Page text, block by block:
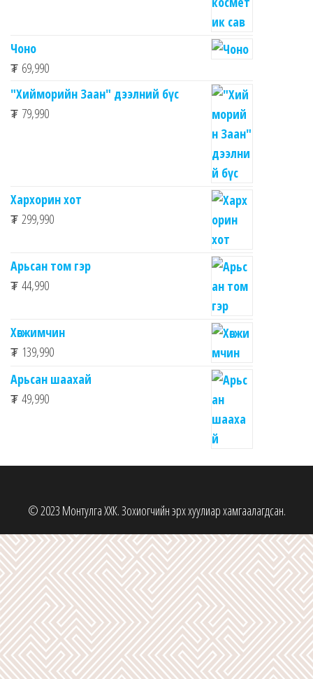
Чоно
₮ 69,990
"Хийморийн Заан" дээлний бүс
₮ 79,990
Хархорин хот
₮ 299,990
Арьсан том гэр
₮ 44,990
Хөгжимчин
₮ 139,990
Арьсан шаахай
₮ 49,990
© 2023 Монтулга ХХК. Зохиогчийн эрх хуулиар хамгаалагдсан.